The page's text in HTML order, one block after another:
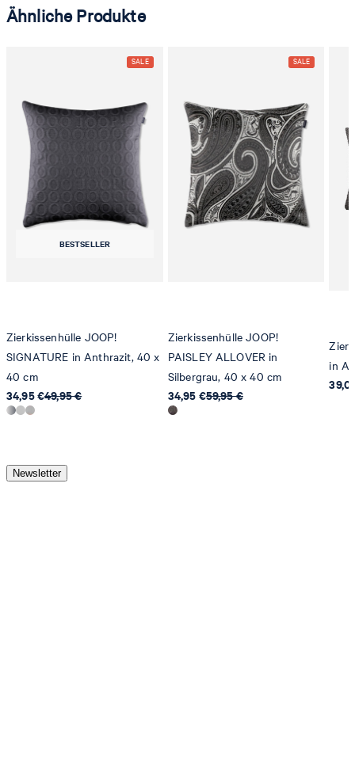
Ähnliche Produkte
BESTSELLER
Zierkissenhülle JOOP!
SIGNATURE in Anthrazit, 40 x
40 cm
34,95 €49,95 €
Zierkissenhülle JOOP!
PAISLEY ALLOVER in
Silbergrau, 40 x 40 cm
34,95 €59,95 €
in
Newsletter